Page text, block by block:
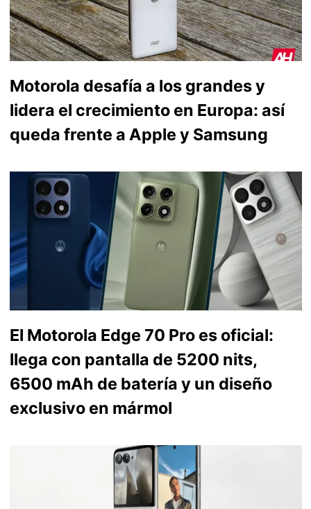
Motorola desafía a los grandes y
lidera el crecimiento en Europa: así
queda frente a Apple y Samsung
El Motorola Edge 70 Pro es oficial:
llega con pantalla de 5200 nits,
6500 mAh de batería y un diseño
exclusivo en mármol